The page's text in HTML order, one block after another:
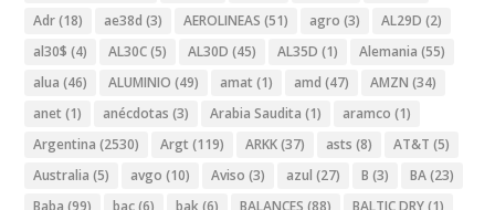
Adr(18) ae38d (3) AEROLINEAS (51) agro (3) AL29D (2)
al30$ (4) AL30C(5) AL30D (45) AL35D (1) Alemania (55)
alua (46) ALUMINIO (49) amat (1) amd (47) AMZN (34)
anet (1) anécdotas (3) Arabia Saudita (1) aramco (1)
Argentina (2530) Argt (119) ARKK(37) asts (8) AT&T (5)
Australia (5) avgo (10) Aviso (3) azul (27) B (3) BA(23)
Baba (99) bac(6) bak(6) BALANCES (88) BALTIC DRY(1)